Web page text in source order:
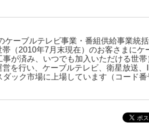
ーブルテレビ事業・番組供給事業統括
（2010年7月末現在）のお客さまにケ
が済み、いつでも加入いただける世
を行い、ケーブルテレビ、衛星放送、
ック市場に上場しています（コード番